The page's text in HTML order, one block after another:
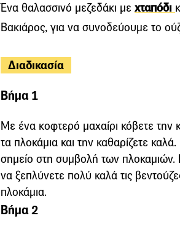
Ένα θαλασσινό μεζεδάκι με χταπόδι
Βακιάρος, για να συνοδεύουμε το
Διαδικασία
Βήμα 1
Με ένα κοφτερό μαχαίρι κόβετε την
τα πλοκάμια και την καθαρίζετε
σημείο στη συμβολή των πλοκαμιών.
να ξεπλύνετε πολύ καλά τις
πλοκάμια.
Βήμα 2